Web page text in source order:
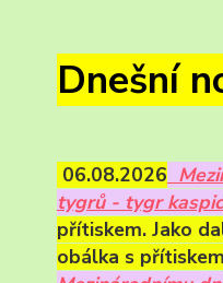
Dnešní
06.08.2026
tygrů - tygr
přítiskem. Jako
obálka s